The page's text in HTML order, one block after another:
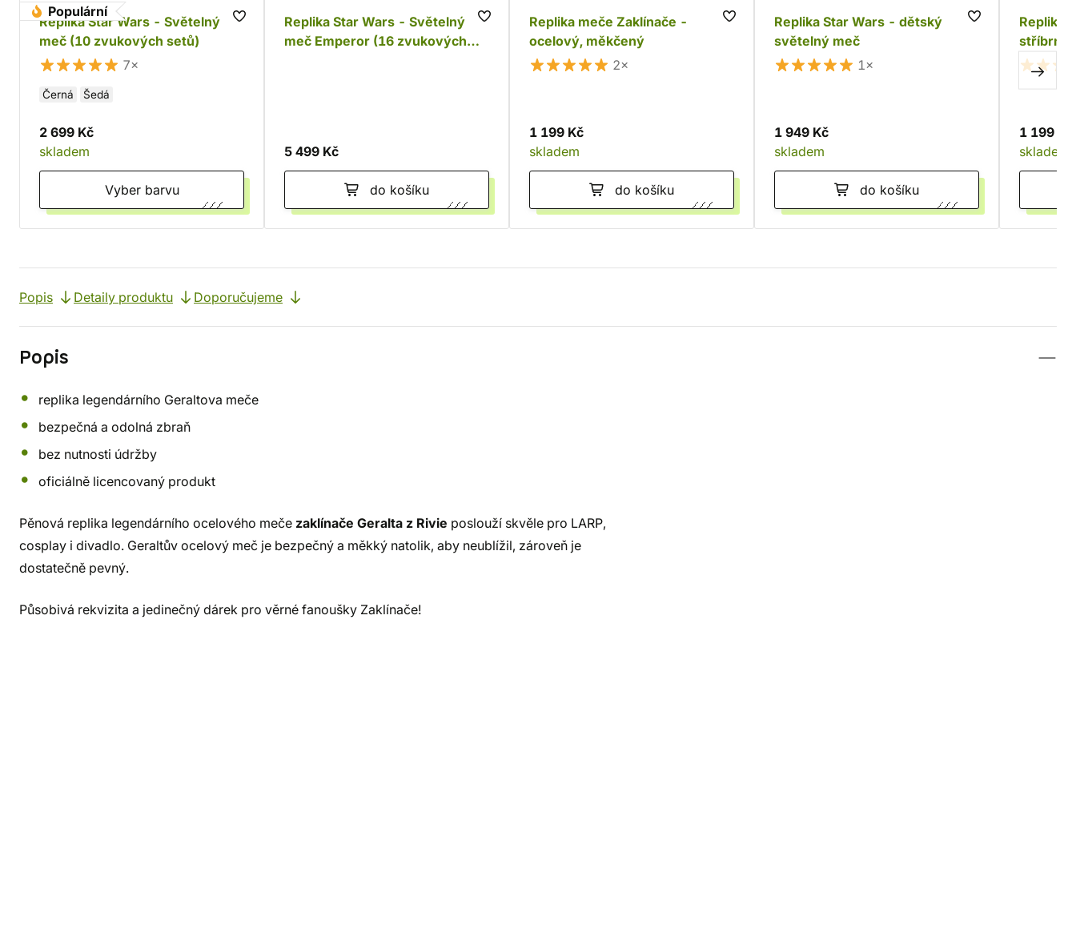
Populární
Replika Star Wars - Světelný
meč (10 zvukových setů)
7×
Černá Šedá
2 699 Kč
skladem
Vyber barvu
Replika Star Wars - Světelný
meč Emperor (16 zvukových
5 499 Kč
do košíku
Replika meče Zaklínače -
ocelový, měkčený
2×
1 199 Kč
skladem
do košíku
Replika Star Wars - dětský
světelný meč
1×
1 949 Kč
skladem
do košíku
Replika
stříbrný,
1 199 Kč
skladem
Popis Detaily produktu Doporučujeme
Popis
replika legendárního Geraltova meče
bezpečná a odolná zbraň
bez nutnosti údržby
oficiálně licencovaný produkt
Pěnová replika legendárního ocelového meče zaklínače Geralta z Rivie poslouží skvěle pro LARP,
cosplay i divadlo. Geraltův ocelový meč je bezpečný a měkký natolik, aby neublížil, zároveň je
dostatečně pevný.
Působivá rekvizita a jedinečný dárek pro věrné fanoušky Zaklínače!